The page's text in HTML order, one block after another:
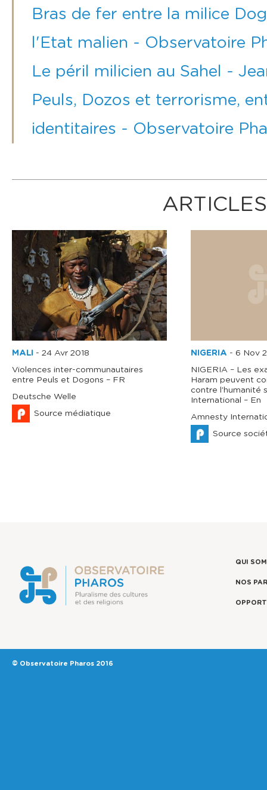
Bras de fer entre la milice
l'Etat malien - Observatoire
Le péril milicien au Sahel -
Peuls, Dozos et terrorisme,
identitaires - Observatoire
MALI - 24 Avr 2018
Violences inter-communautaires
entre Peuls et Dogons – FR
Deutsche Welle
Source médiatique
NIGERIA - 6 Nov
NIGERIA – Les
Haram peuvent
contre l’humanité
International – En
Amnesty
Source
QUI
NOS
© Observatoire Pharos 2016